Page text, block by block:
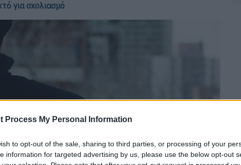
Process My Personal Information
to opt-out of the sale, sharing to third parties, or processing of your
information for targeted advertising by us, please use the below opt-out
για σχολιασμό